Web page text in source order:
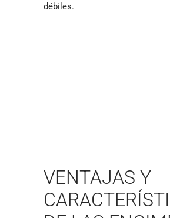
débiles.
VENTAJAS Y